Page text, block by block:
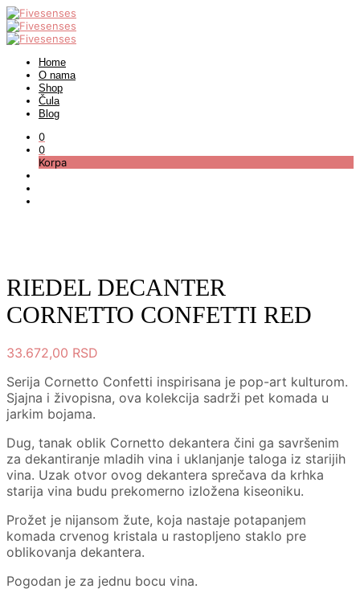
Home
O nama
Shop
Čula
Blog
0
0
Korpa
RIEDEL DECANTER
CORNETTO CONFETTI RED
33.672,00 RSD
Serija Cornetto Confetti inspirisana je pop-art kulturom.
Sjajna i živopisna, ova kolekcija sadrži pet komada u
jarkim bojama.
Dug, tanak oblik Cornetto dekantera čini ga savršenim
za dekantiranje mladih vina i uklanjanje taloga iz starijih
vina. Uzak otvor ovog dekantera sprečava da krhka
starija vina budu prekomerno izložena kiseoniku.
Prožet je nijansom žute, koja nastaje potapanjem
komada crvenog kristala u rastopljeno staklo pre
oblikovanja dekantera.
Pogodan je za jednu bocu vina.